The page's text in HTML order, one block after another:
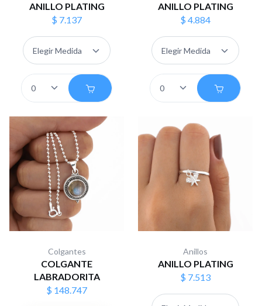
ANILLO PLATING
$ 7.137
ANILLO PLATING
$ 4.884
Colgantes
COLGANTE
LABRADORITA
$ 148.747
Anillos
ANILLO PLATING
$ 7.513